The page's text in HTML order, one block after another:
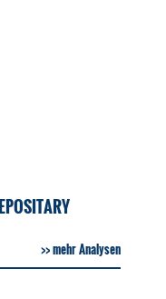
mehr Analysen